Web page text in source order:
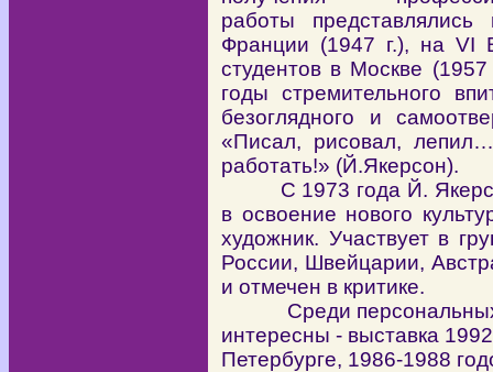
работы
Франции (1947 г.), на VI
студентов в Москве
годы стремительного
безоглядного и
«Писал, рисовал,
работать!» (Й.Якерсон).
С 1973 года Й.
в освоение нового
художник. Участвует в
России, Швейцарии,
и отмечен в критике.
Среди персональных
интересны - выставка
Петербурге, 1986-1988